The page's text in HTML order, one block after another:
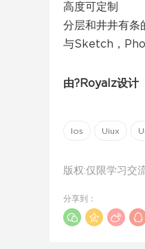
高度可定制
分层和井井有条
与Sketch，
由?Royalz设计
Ios Uiux
版权:仅限学习交
分享到：